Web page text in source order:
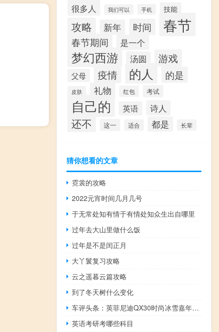
很多人 我们可以 手机 技能
攻略 新年 时间 春节
春节期间 是一个
梦幻西游 汤圆 游戏
父母 疫情 的人 的是
皮肤 礼物 红包 考试
自己的 英语 诗人
还不 这一 适合 都是 长辈
猜你想看的文章
霓裳的攻略
2022元宵时间几月几号
于无常处知有情于有情处知众生出自哪里
过年去大山里做什么饭
过年是不是闰正月
大丫鬟复习攻略
云之遥暮云篇攻略
到了冬天树什么变化
车评头条：英菲尼迪QX30时尚冰雪嘉年华体验 释放激情
英语考研考哪些科目